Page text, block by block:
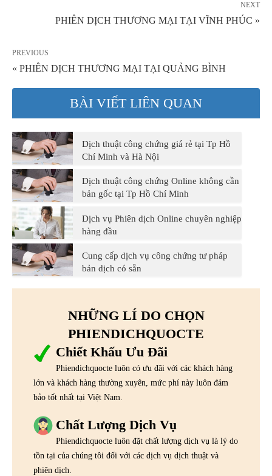
NEXT
PHIÊN DỊCH THƯƠNG MẠI TẠI VĨNH PHÚC »
PREVIOUS
« PHIÊN DỊCH THƯƠNG MẠI TẠI QUẢNG BÌNH
BÀI VIẾT LIÊN QUAN
Dịch thuật công chứng giá rẻ tại Tp Hồ
Chí Minh và Hà Nội
Dịch thuật công chứng Online không cần
bản gốc tại Tp Hồ Chí Minh
Dịch vụ Phiên dịch Online chuyên nghiệp
hàng đầu
Cung cấp dịch vụ công chứng tư pháp
bản dịch có sẵn
NHỮNG LÍ DO CHỌN
PHIENDICHQUOCTE
Chiết Khấu Ưu Đãi
Phiendichquocte luôn có ưu đãi với các khách hàng
lớn và khách hàng thường xuyên, mức phí này luôn đảm
bảo tốt nhất tại Việt Nam.
Chất Lượng Dịch Vụ
Phiendichquocte luôn đặt chất lượng dịch vụ là lý do
tồn tại của chúng tôi đối với các dịch vụ dịch thuật và
phiên dịch.